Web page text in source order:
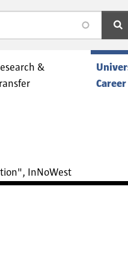
search
&
Career
InNoWest